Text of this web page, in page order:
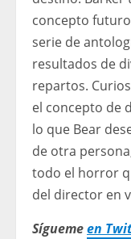
concepto
serie de
resultados de
repartos.
el concepto de
lo que Bear
de otra
todo el horror
del director en
Síguemeen